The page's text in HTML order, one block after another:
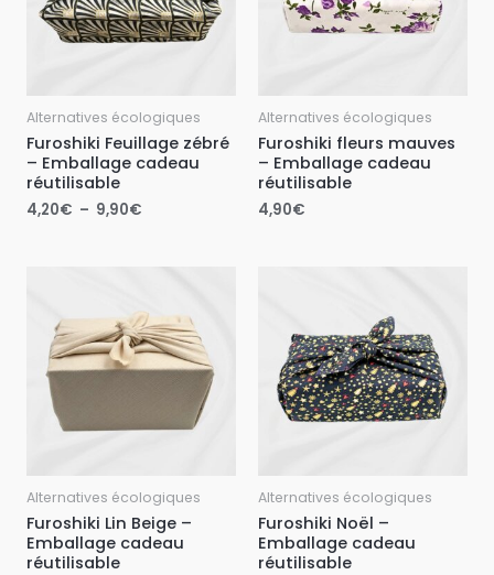
Alternatives écologiques
Furoshiki Feuillage zébré
– Emballage cadeau
réutilisable
4,20€ – 9,90€
Alternatives écologiques
Furoshiki fleurs mauves
– Emballage cadeau
réutilisable
4,90€
Alternatives écologiques
Furoshiki Lin Beige –
Emballage cadeau
réutilisable
prix :
4,20€
à
6,50€
Alternatives écologiques
Furoshiki Noël –
Emballage cadeau
réutilisable